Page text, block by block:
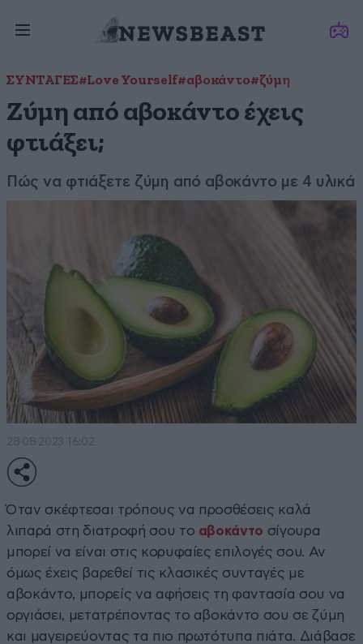
ΣΥΝΤΑΓΕΣ#Love Yourself#αβοκάντο#ζύμη
Ζύμη από αβοκάντο έχεις
φτιάξει;
Πώς να φτιάξετε ζύμη από αβοκάντο με 4 υλικά
28·08·2023 16:02
Όταν σκέφτεσαι τρόπους να προσθέσεις καλά
λιπαρά στη διατροφή σου το αβοκάντο σίγουρα
μπορεί να είναι στις κορυφαίες επιλογές σου. Αν
όμως έχεις βαρεθεί τις κλασικές συνταγές με
αβοκάντο, μπορείς να αφήσεις τη φαντασία σου να
οργιάσει, μετατρέποντας το αβοκάντο σου σε ζύμη
και μαγειρεύοντας τα πιο πρωτότυπα πιάτα. Διάβασε